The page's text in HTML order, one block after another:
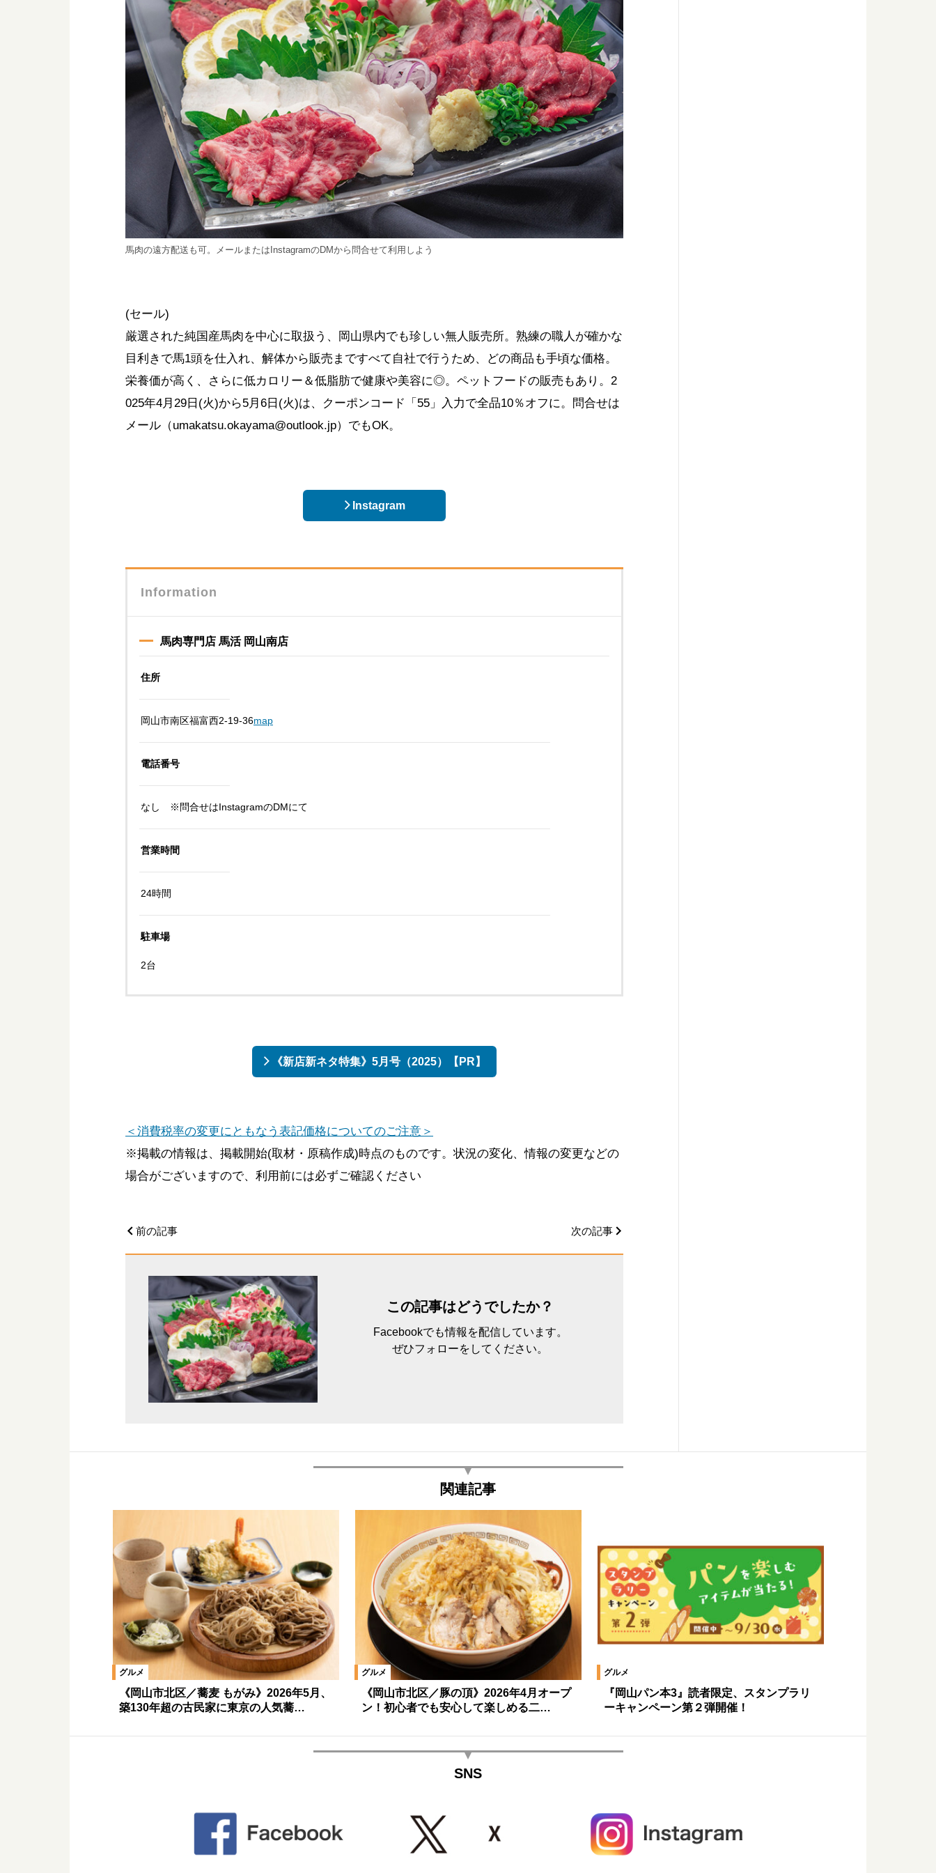
馬肉の遠方配送も可。メールまたはInstagramのDMから問合せて利用しよう
(セール)
厳選された純国産馬肉を中心に取扱う、岡山県内でも珍しい無人販売所。熟練の職人が確かな
目利きで馬1頭を仕入れ、解体から販売まですべて自社で行うため、どの商品も手頃な価格。
栄養価が高く、さらに低カロリー＆低脂肪で健康や美容に◎。ペットフードの販売もあり。2
025年4月29日(火)から5月6日(火)は、クーポンコード「55」入力で全品10％オフに。問合せは
メール（umakatsu.okayama@outlook.jp）でもOK。
Instagram
Information
馬肉専門店 馬活 岡山南店
住所
岡山市南区福富西2-19-36map
電話番号
なし ※問合せはInstagramのDMにて
営業時間
24時間
駐車場
2台
《新店新ネタ特集》5月号（2025）【PR】
＜消費税率の変更にともなう表記価格についてのご注意＞
※掲載の情報は、掲載開始(取材・原稿作成)時点のものです。状況の変化、情報の変更などの
場合がございますので、利用前には必ずご確認ください
前の記事 次の記事
この記事はどうでしたか？
Facebookでも情報を配信しています。
ぜひフォローをしてください。
関連記事
グルメ
《岡山市北区／蕎麦 もがみ》2026年5月、
築130年超の古民家に東京の人気蕎…
グルメ
《岡山市北区／豚の頂》2026年4月オープ
ン！初心者でも安心して楽しめる二…
グルメ
『岡山パン本3』読者限定、スタンプラリ
ーキャンペーン第２弾開催！
SNS